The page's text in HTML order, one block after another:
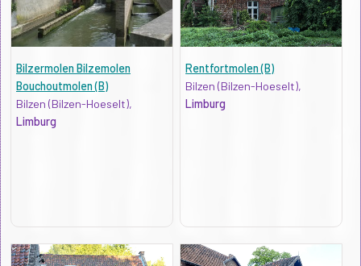
Bilzermolen Bilzemolen
Bouchoutmolen (B)
Bilzen (Bilzen-Hoeselt),
Limburg
Rentfortmolen (B)
Bilzen (Bilzen-Hoeselt),
Limburg